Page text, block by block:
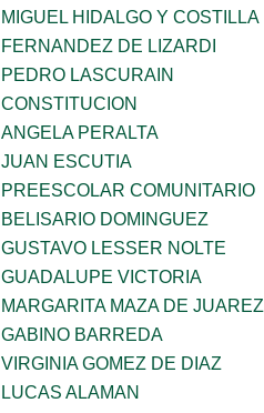
MIGUEL HIDALGO Y COSTILLA
FERNANDEZ DE LIZARDI
PEDRO LASCURAIN
CONSTITUCION
ANGELA PERALTA
JUAN ESCUTIA
PREESCOLAR COMUNITARIO
BELISARIO DOMINGUEZ
GUSTAVO LESSER NOLTE
GUADALUPE VICTORIA
MARGARITA MAZA DE JUAREZ
GABINO BARREDA
VIRGINIA GOMEZ DE DIAZ
LUCAS ALAMAN